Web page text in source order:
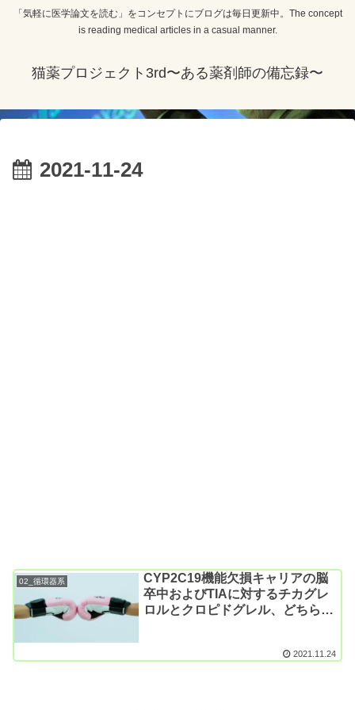
「気軽に医学論文を読む」をコンセプトにブログは毎日更新中。The concept
is reading medical articles in a casual manner.
猫薬プロジェクト3rd〜ある薬剤師の備忘録〜
2021-11-24
02_循環器系
CYP2C19機能欠損キャリアの脳
卒中およびTIAに対するチカグレ
ロルとクロピドグレル、どちらが
Med. 2021）
2021.11.24